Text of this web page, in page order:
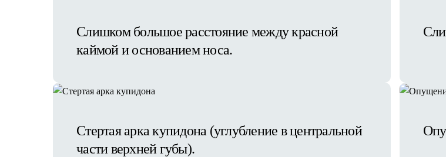
IontoSono Effect (LDM)
Прессотерапия
Фотоомоложение
Ультразвуковой СМАС-лифтинг
Ультраформер
Слишком большое расстояние между красной
каймой и основанием носа.
Стертая арка купидона (углубление в центральной
части верхней губы).